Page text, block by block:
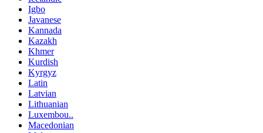
Igbo
Javanese
Kannada
Kazakh
Khmer
Kurdish
Kyrgyz
Latin
Latvian
Lithuanian
Luxembou..
Macedonian